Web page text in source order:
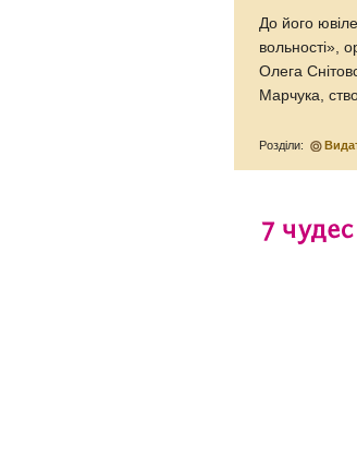
До його
вольності»,
Олега
Марчука,
Розділи: